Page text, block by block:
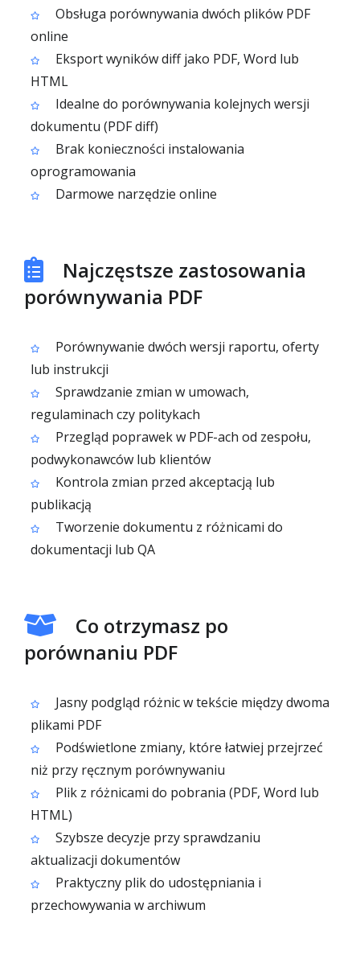
Obsługa porównywania dwóch plików PDF
online
Eksport wyników diff jako PDF, Word lub
HTML
Idealne do porównywania kolejnych wersji
dokumentu (PDF diff)
Brak konieczności instalowania
oprogramowania
Darmowe narzędzie online
Najczęstsze zastosowania
porównywania PDF
Porównywanie dwóch wersji raportu, oferty
lub instrukcji
Sprawdzanie zmian w umowach,
regulaminach czy politykach
Przegląd poprawek w PDF-ach od zespołu,
podwykonawców lub klientów
Kontrola zmian przed akceptacją lub
publikacją
Tworzenie dokumentu z różnicami do
dokumentacji lub QA
Co otrzymasz po
porównaniu PDF
Jasny podgląd różnic w tekście między dwoma
plikami PDF
Podświetlone zmiany, które łatwiej przejrzeć
niż przy ręcznym porównywaniu
Plik z różnicami do pobrania (PDF, Word lub
HTML)
Szybsze decyzje przy sprawdzaniu
aktualizacji dokumentów
Praktyczny plik do udostępniania i
przechowywania w archiwum